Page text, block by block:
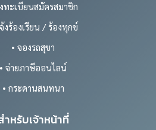
ทะเบียนสมัครสมาชิก
งร้องเรียน / ร้องทุกข์
• จองรถสุขา
• จ่ายภาษีออนไลน์
• กระดานสนทนา
ำหรับเจ้าหน้าที่